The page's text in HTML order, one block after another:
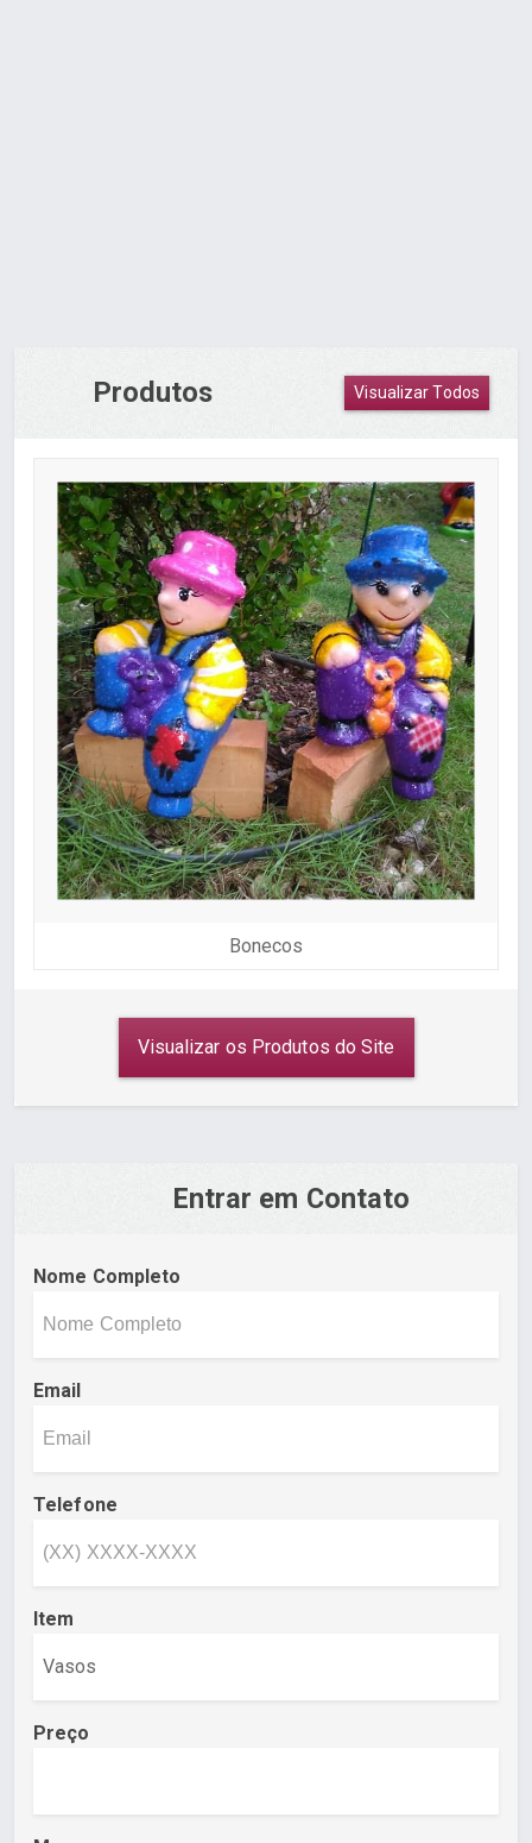
Produtos Visualizar Todos
Bonecos
Visualizar os Produtos do Site
Entrar em Contato
Nome Completo
Email
Telefone
Item
Preço